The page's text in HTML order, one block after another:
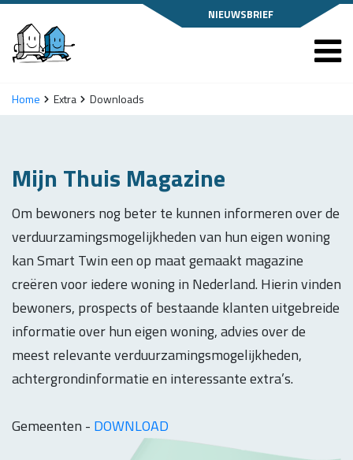
NIEUWSBRIEF
Home Extra Downloads
Mijn Thuis Magazine
Om bewoners nog beter te kunnen informeren over de
verduurzamingsmogelijkheden van hun eigen woning
kan Smart Twin een op maat gemaakt magazine
creëren voor iedere woning in Nederland. Hierin vinden
bewoners, prospects of bestaande klanten uitgebreide
informatie over hun eigen woning, advies over de
meest relevante verduurzamingsmogelijkheden,
achtergrondinformatie en interessante extra’s.
Gemeenten - DOWNLOAD